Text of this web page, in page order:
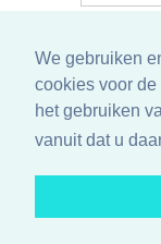
We gebruiken
cookies voor de
het gebruiken
vanuit dat u
MEER
Copyright ©